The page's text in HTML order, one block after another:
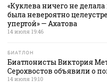
«Куклева ничего не
была невероятно
упертой» — Ахатова
14 июля 19:46
БИАТЛОН
Биатлонисты Виктория
Серохвостов объявили о
14 июля 19:10